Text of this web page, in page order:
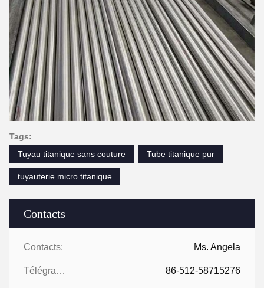
Contacts
Contacts: Ms. Angela
Télégramme: 86-512-58715276
Tags:
Tuyau titanique sans couture
Tube titanique pur
tuyauterie micro titanique